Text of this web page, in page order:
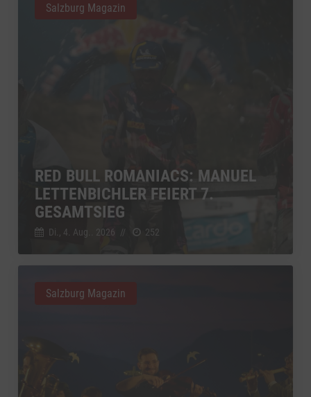
RED BULL ROMANIACS: MANUEL
LETTENBICHLER FEIERT 7.
GESAMTSIEG
Di., 4. Aug.. 2026 // 252
Salzburg Magazin
Salzburg Magazin